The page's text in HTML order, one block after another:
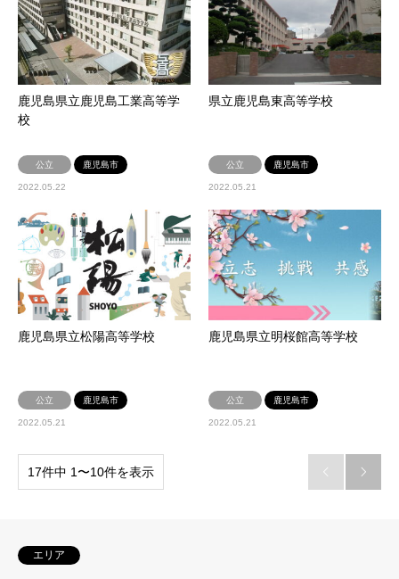
鹿児島県立鹿児島工業高等学
校
公立 鹿児島市
2022.05.22
県立鹿児島東高等学校
公立 鹿児島市
2022.05.21
鹿児島県立松陽高等学校
公立 鹿児島市
2022.05.21
鹿児島県立明桜館高等学校
公立 鹿児島市
2022.05.21
17件中 1〜10件を表示  
エリア